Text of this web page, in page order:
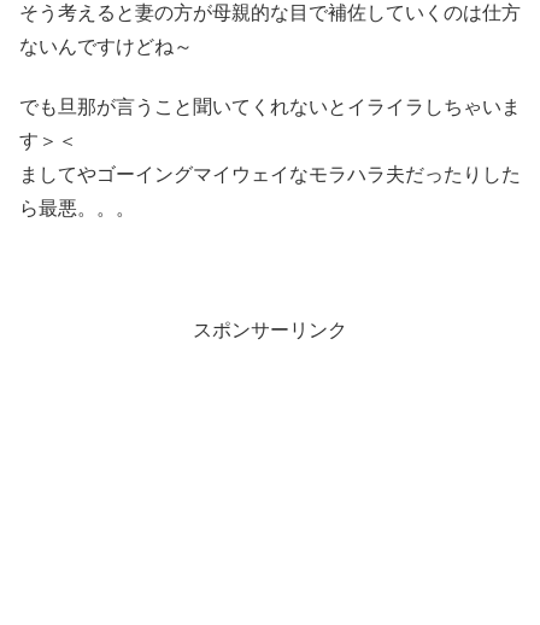
そう考えると妻の方が母親的な目で補佐していくのは仕方
ないんですけどね～
でも旦那が言うこと聞いてくれないとイライラしちゃいま
す＞＜
ましてやゴーイングマイウェイなモラハラ夫だったりした
ら最悪。。。
スポンサーリンク